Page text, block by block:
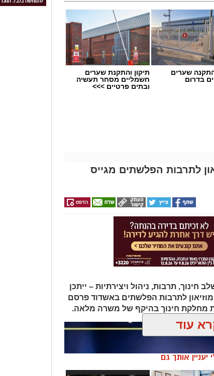
שערים
בדרום
תיקון והתקנת שערים
חשמליים מסחר תעשיה
ובתים פרטיים >>>
לתרבות הפלשתים מגייס
תרבות, ניהול ויצירתיות – ייתכן
לתרבות הפלשתים באשדוד פרסם
מחלקת חינוך בהיקף של משרה מלאה.
עוד
יעניין אותך גם